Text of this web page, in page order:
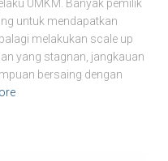
UMKM. Banyak pemilik
untuk mendapatkan
melakukan scale up
yang stagnan, jangkauan
bersaing dengan